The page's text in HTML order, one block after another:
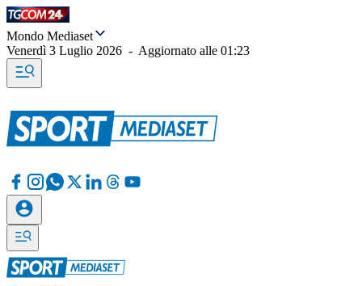
Mondo Mediaset
Venerdì 3 Luglio 2026 - Aggiornato alle 01:23